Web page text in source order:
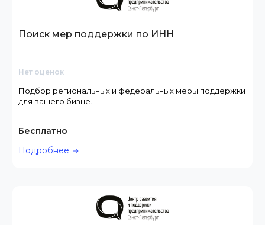
Поиск мер поддержки по ИНН
Нет оценок
Подбор региональных и федеральных меры поддержки
для вашего бизне..
Бесплатно
Подробнее